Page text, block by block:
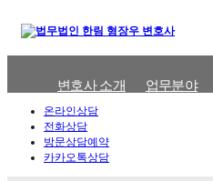
변호사 소개 업무분야
온라인상담
전화상담
방문상담예약
카카오톡상담